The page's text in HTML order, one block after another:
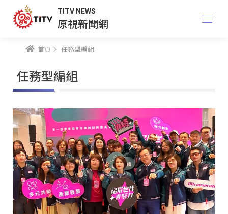
TITV NEWS
原視新聞網
首頁 任務型編組
任務型編組